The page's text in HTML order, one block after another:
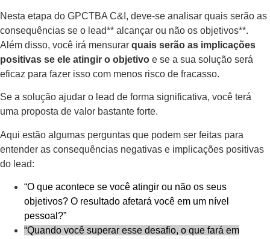
Nesta etapa do GPCTBA C&I, deve-se analisar quais serão as
consequências se o lead** alcançar ou não os objetivos**.
Além disso, você irá mensurar quais serão as implicações
positivas se ele atingir o objetivo e se a sua solução será
eficaz para fazer isso com menos risco de fracasso.
Se a solução ajudar o lead de forma significativa, você terá
uma proposta de valor bastante forte.
Aqui estão algumas perguntas que podem ser feitas para
entender as consequências negativas e implicações positivas
do lead:
“O que acontece se você atingir ou não os seus
objetivos? O resultado afetará você em um nível
pessoal?”
“Quando você superar esse desafio, o que fará em